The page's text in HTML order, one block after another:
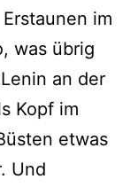
im
was übrig
an der
Kopf im
etwas
Und